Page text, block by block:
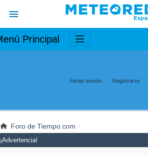
Principal
Iniciar sesión Registrarse
Foro de Tiempo.com
¡Advertencia!